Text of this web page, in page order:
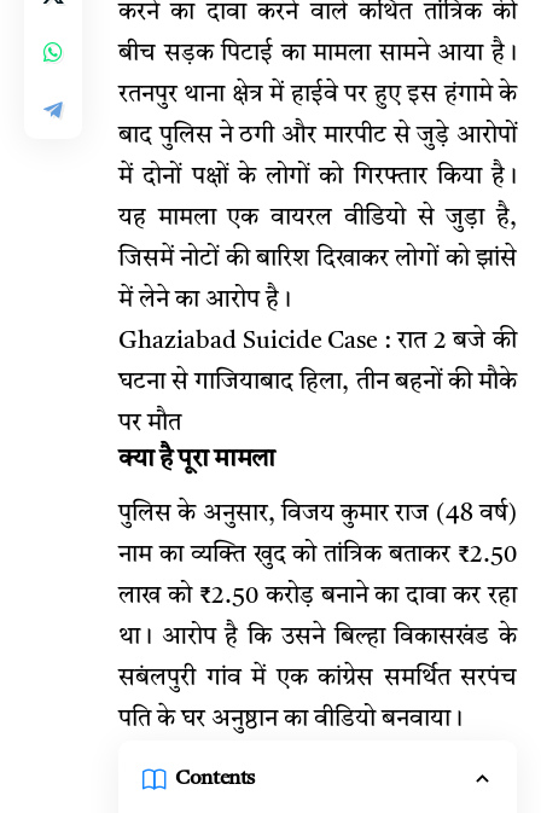
करने का दावा करने वाले कथित तांत्रिक की
बीच सड़क पिटाई का मामला सामने आया है।
रतनपुर थाना क्षेत्र में हाईवे पर हुए इस हंगामे के
बाद पुलिस ने ठगी और मारपीट से जुड़े आरोपों
में दोनों पक्षों के लोगों को गिरफ्तार किया है।
यह मामला एक वायरल वीडियो से जुड़ा है,
जिसमें नोटों की बारिश दिखाकर लोगों को झांसे
में लेने का आरोप है।
Ghaziabad Suicide Case : रात 2 बजे की
घटना से गाजियाबाद हिला, तीन बहनों की मौके
पर मौत
क्या है पूरा मामला
पुलिस के अनुसार, विजय कुमार राज (48 वर्ष)
नाम का व्यक्ति खुद को तांत्रिक बताकर ₹2.50
लाख को ₹2.50 करोड़ बनाने का दावा कर रहा
था। आरोप है कि उसने बिल्हा विकासखंड के
सबंलपुरी गांव में एक कांग्रेस समर्थित सरपंच
पति के घर अनुष्ठान का वीडियो बनवाया।
Contents